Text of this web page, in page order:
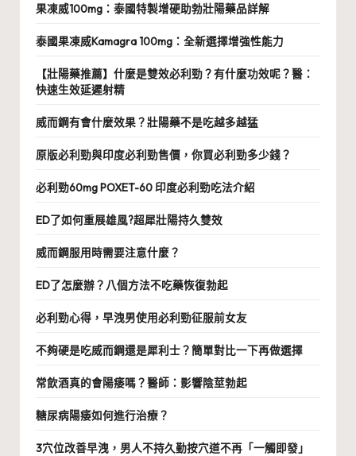
果凍威100mg：泰國特製增硬助勃壯陽藥品詳解
泰國果凍威Kamagra 100mg：全新選擇增強性能力
【壯陽藥推薦】什麼是雙效必利勁？有什麼功效呢？醫：
快速生效延遲射精
威而鋼有會什麼效果？壯陽藥不是吃越多越猛
原版必利勁與印度必利勁售價，你買必利勁多少錢？
必利勁60mg POXET-60 印度必利勁吃法介紹
ED了如何重展雄風?超犀壯陽持久雙效
威而鋼服用時需要注意什麼？
ED了怎麼辦？八個方法不吃藥恢復勃起
必利勁心得，早洩男使用必利勁征服前女友
不夠硬是吃威而鋼還是犀利士？簡單對比一下再做選擇
常飲酒真的會陽痿嗎？醫師：影響陰莖勃起
糖尿病陽痿如何進行治療？
3穴位改善早洩，男人不持久勤按穴道不再「一觸即發」